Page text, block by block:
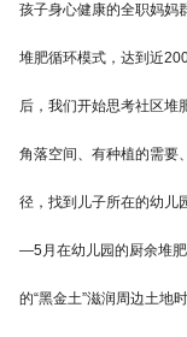
孩子身心健康的全职妈妈
堆肥循环模式，达到近
后，我们开始思考社区堆
角落空间、有种植的需要
径，找到儿子所在的幼儿
—5月在幼儿园的厨余堆
的“黑金土”滋润周边土地